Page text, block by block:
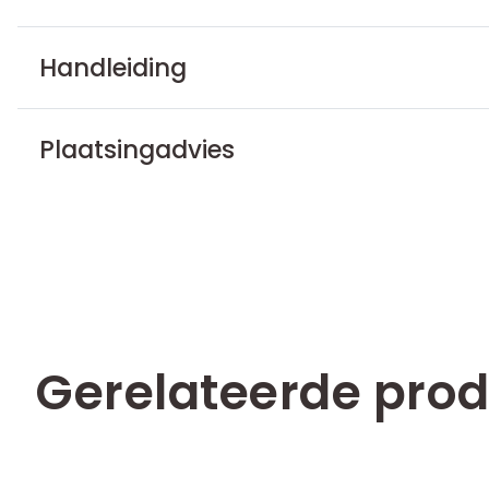
Handleiding
Plaatsingadvies
Gerelateerde